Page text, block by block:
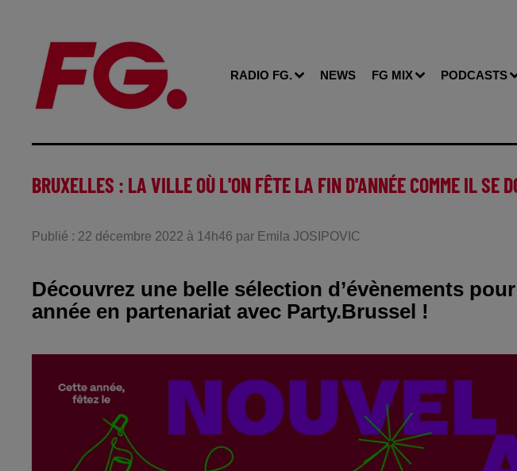
RADIO FG. NEWS FG MIX PODCASTS
BRUXELLES : LA VILLE OÙ L'ON FÊTE LA FIN D'ANNÉE COMME IL SE
Publié : 22 décembre 2022 à 14h46 par Emila JOSIPOVIC
Découvrez une belle sélection d’évènements
année en partenariat avec Party.Brussel !